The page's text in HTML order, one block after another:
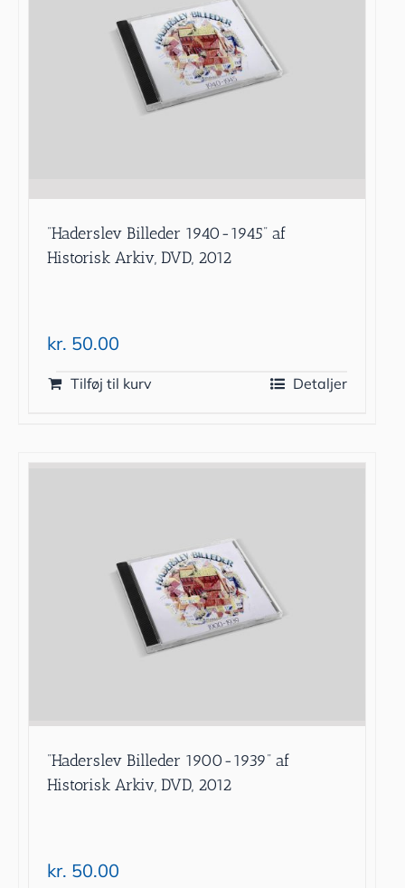
”Haderslev Billeder 1940-1945” af
Historisk Arkiv, DVD, 2012
kr. 50.00
Tilføj til kurv Detaljer
”Haderslev Billeder 1900-1939” af
Historisk Arkiv, DVD, 2012
kr. 50.00